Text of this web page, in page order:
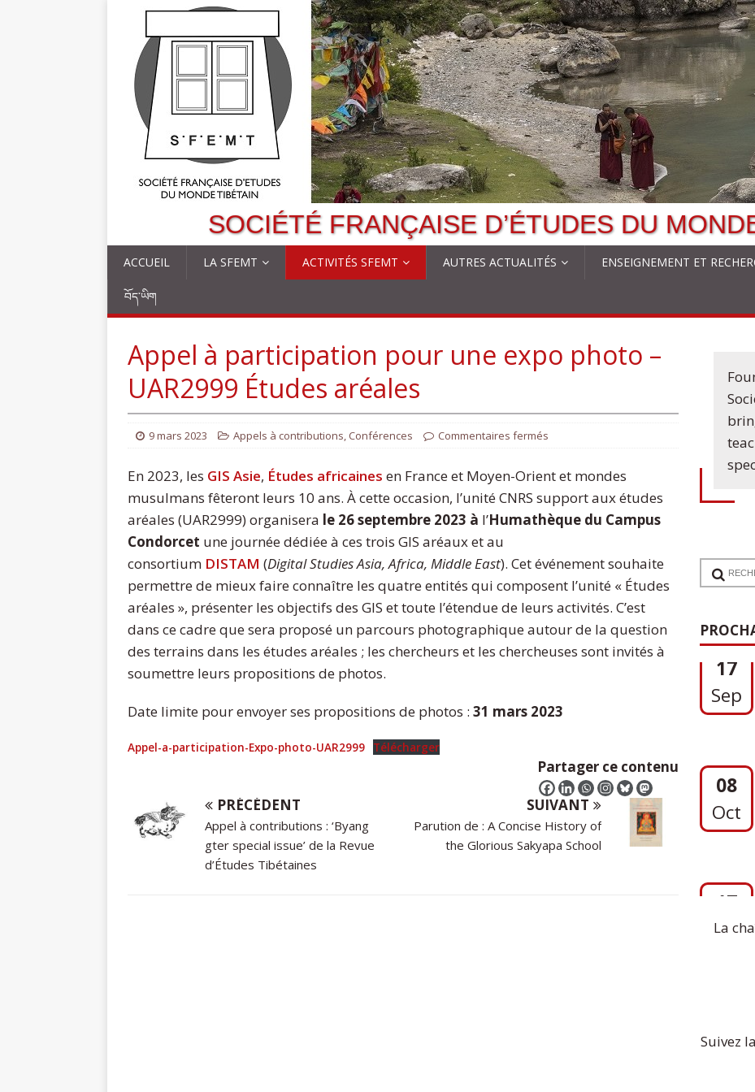
SOCIÉTÉ FRANÇAISE D’ÉTUDES DU
ACCUEIL LA SFEMT ACTIVITÉS SFEMT AUTRES ACTUALITÉS ENSEIGNEMENT ET
བོད་ཡིག
Appel à participation pour une expo photo –
UAR2999 Études aréales
9 mars 2023 Appels à contributions, Conférences Commentaires fermés
En 2023, les GIS Asie, Études africaines en France et Moyen-Orient et mondes
musulmans fêteront leurs 10 ans. À cette occasion, l’unité CNRS support aux études
aréales (UAR2999) organisera le 26 septembre 2023 à l’Humathèque du Campus
Condorcet une journée dédiée à ces trois GIS aréaux et au
consortium DISTAM (Digital Studies Asia, Africa, Middle East). Cet événement souhaite
permettre de mieux faire connaître les quatre entités qui composent l’unité « Études
aréales », présenter les objectifs des GIS et toute l’étendue de leurs activités. C’est
dans ce cadre que sera proposé un parcours photographique autour de la question
des terrains dans les études aréales ; les chercheurs et les chercheuses sont invités à
soumettre leurs propositions de photos.
Date limite pour envoyer ses propositions de photos : 31 mars 2023
Appel-a-participation-Expo-photo-UAR2999 Télécharger
Partager ce contenu
PRÉCÉDENT
Appel à contributions : ‘Byang
gter special issue’ de la Revue
d’Études Tibétaines
SUIVANT
Parution de : A Concise History of
the Glorious Sakyapa School
Sep
La
Suivez